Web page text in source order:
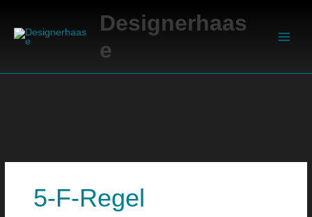
springen
Designerhaas
e
5-F-Regel